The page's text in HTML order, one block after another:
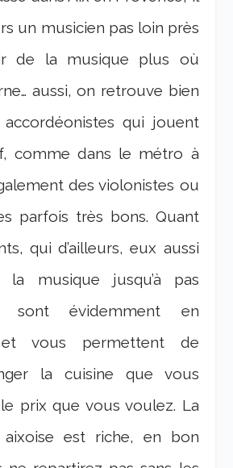
un musicien pas loin près
de la musique plus où
aussi, on retrouve bien
qui jouent
comme dans le métro à
des violonistes ou
parfois très bons. Quant
qui d’ailleurs, eux aussi
musique jusqu’à pas
sont évidemment en
et vous permettent de
la cuisine que vous
prix que vous voulez. La
aixoise est riche, en bon